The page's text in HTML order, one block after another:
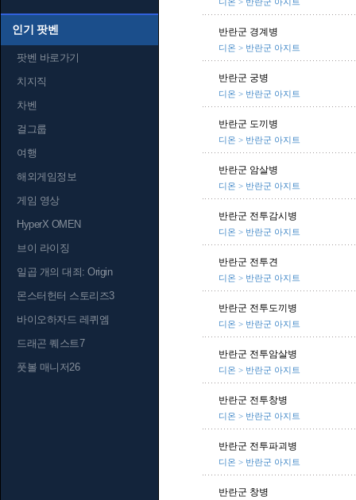
인기 팟벤
팟벤 바로가기
치지직
차벤
걸그룹
여행
해외게임정보
게임 영상
HyperX OMEN
브이 라이징
일곱 개의 대죄: Origin
몬스터헌터 스토리즈3
바이오하자드 레퀴엠
드래곤 퀘스트7
풋볼 매니저26
반란군 경계병
디온 > 반란군 아지트
반란군 궁병
디온 > 반란군 아지트
반란군 도끼병
디온 > 반란군 아지트
반란군 암살병
디온 > 반란군 아지트
반란군 전투감시병
디온 > 반란군 아지트
반란군 전투견
디온 > 반란군 아지트
반란군 전투도끼병
디온 > 반란군 아지트
반란군 전투암살병
디온 > 반란군 아지트
반란군 전투창병
디온 > 반란군 아지트
반란군 전투파괴병
디온 > 반란군 아지트
반란군 창병